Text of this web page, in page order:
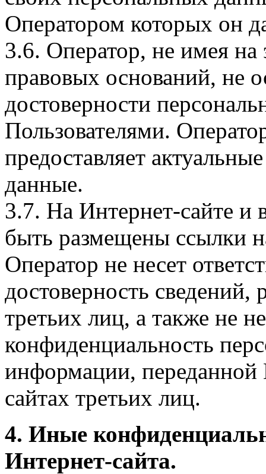
Оператором которых он
3.6. Оператор, не имея
правовых оснований, не
достоверности
Пользователями.
предоставляет
данные.
3.7. На Интернет-сайте
быть размещены ссылки
Оператор не несет
достоверность
третьих лиц, а также не
конфиденциальность
информации, переданной
сайтах третьих лиц.
4. Иные
Интернет-сайта.